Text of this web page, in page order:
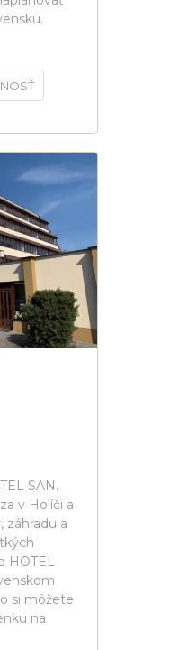
SAN.
v Holíči a
záhradu a
HOTEL
si môžete
na